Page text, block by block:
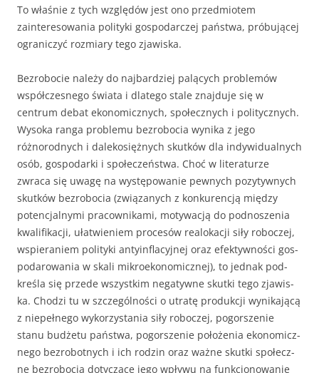
To właśnie z tych względów jest ono przedmiotem
zainteresowania polityki gospodarczej państwa, próbującej
ograniczyć rozmiary tego zjawiska.
Bezrobocie należy do najbardziej palących problemów
współczesnego świata i dlatego stale znajduje się w
centrum debat ekonomicznych, społecznych i politycznych.
Wysoka ran­ga problemu bezrobocia wynika z jego
różnorodnych i dalekosiężnych skutków dla indywidualnych
osób, gos­podarki i społeczeństwa. Choć w literaturze
zwraca się uwagę na występowanie pewnych pozytywnych
skutków bezrobocia (związanych z konkurencją między
potencjal­nymi pracownikami, motywacją do podnoszenia
kwalifika­cji, ułatwieniem procesów realokacji siły roboczej,
wspie­raniem polityki antyinflacyjnej oraz efektywności gos­
podarowania w skali mikroekonomicznej), to jednak pod­
kreśla się przede wszystkim negatywne skutki tego zjawis­
ka. Chodzi tu w szczególności o utratę produkcji wynikają­cą
z niepełnego wykorzystania siły roboczej, pogorszenie
stanu budżetu państwa, pogorszenie położenia ekonomicz­
nego bezrobotnych i ich rodzin oraz ważne skutki społecz­
ne bezrobocia dotyczące jego wpływu na funkcjonowanie